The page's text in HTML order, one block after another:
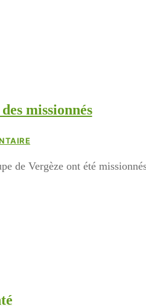
missionnés
de Vergèze ont été